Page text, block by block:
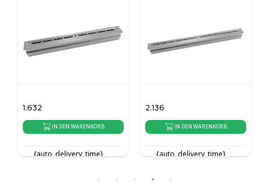
1.632
IN DEN WARENKORB
{auto_delivery_time}
2.136
IN DEN WARENKORB
{auto_delivery_time}